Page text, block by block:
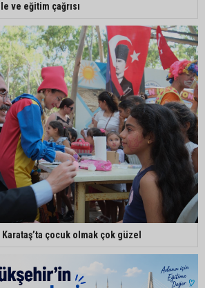
ve eğitim çağrısı
çocuk olmak çok güzel